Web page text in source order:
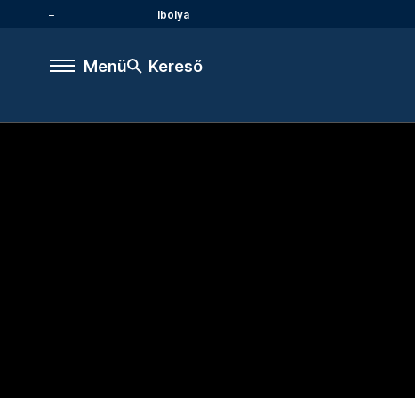
Ibolya
Menü Kereső